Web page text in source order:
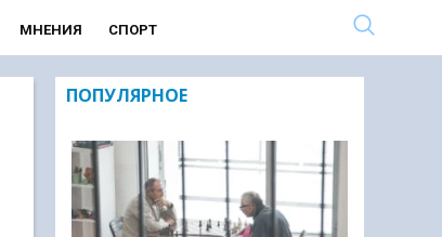
МНЕНИЯ СПОРТ
ПОПУЛЯРНОЕ